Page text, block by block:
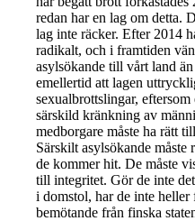
redan har en lag om detta.
lag inte räcker. Efter 2014
radikalt, och i framtiden
asylsökande till vårt land
emellertid att lagen
sexualbrottslingar,
särskild kränkning av
medborgare måste ha rätt
Särskilt asylsökande måste
de kommer hit. De måste
till integritet. Gör de inte
i domstol, har de inte
bemötande från finska